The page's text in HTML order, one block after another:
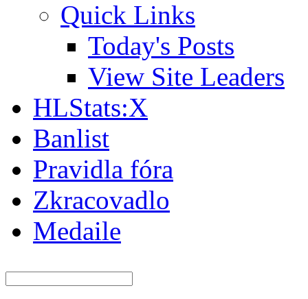
Quick Links
Today's Posts
View Site Leaders
HLStats:X
Banlist
Pravidla fóra
Zkracovadlo
Medaile